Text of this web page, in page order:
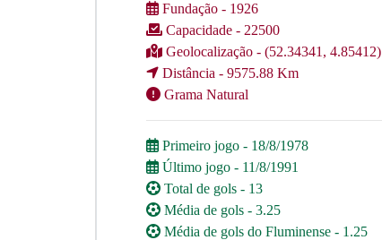
Fundação - 1926
Capacidade - 22500
Geolocalização - (52.34341, 4.85412)
Distância - 9575.88 Km
Grama Natural
Primeiro jogo - 18/8/1978
Último jogo - 11/8/1991
Total de gols - 13
Média de gols - 3.25
Média de gols do Fluminense - 1.25